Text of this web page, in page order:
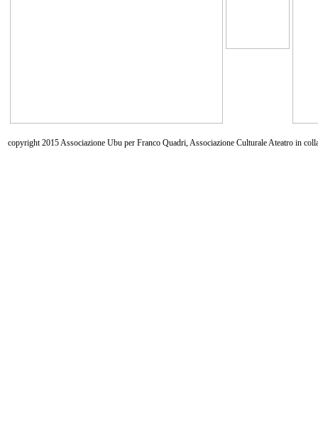
copyright 2015 Associazione Ubu per Franco Quadri, Associazione Culturale Ateatro in